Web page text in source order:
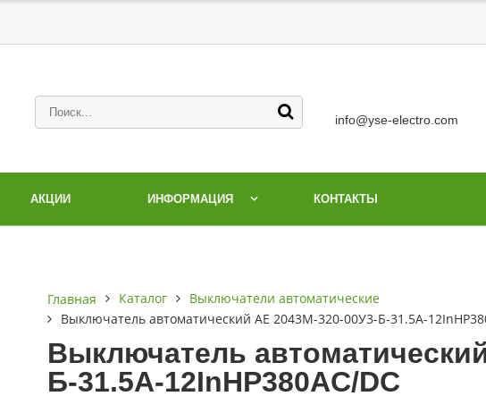
info@yse-electro.com
АКЦИИ ИНФОРМАЦИЯ КОНТАКТЫ
Главная Каталог
Выключатели автоматические
Выключатель автоматический АЕ 2043М-320-00У3-Б-31.5А-
Выключатель
Б-31.5А-12InНР380AC/DC